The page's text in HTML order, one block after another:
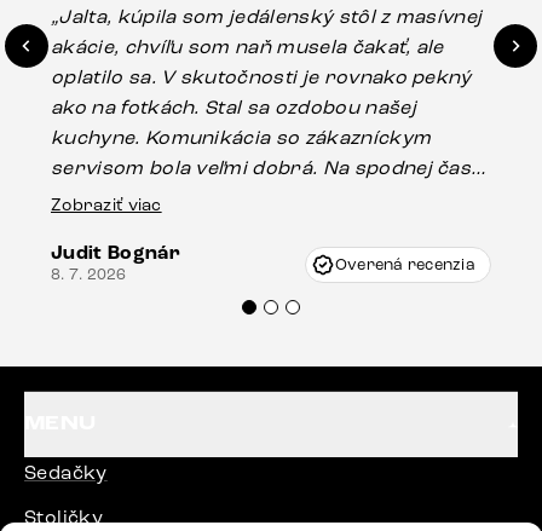
„Jalta, kúpila som jedálenský stôl z masívnej
akácie, chvíľu som naň musela čakať, ale
oplatilo sa. V skutočnosti je rovnako pekný
ako na fotkách. Stal sa ozdobou našej
kuchyne. Komunikácia so zákazníckym
servisom bola veľmi dobrá. Na spodnej časti
stola bolo malé poškodenie, pravdepodobne
Vincze pri riešení mojej záležitosti pristúpili
veľmi korektne. Odporúčam produkty Delife
Zobraziť viac
Judit Bognár
8. 7. 2026 Overená recenzia
Sedačky
Stoličky